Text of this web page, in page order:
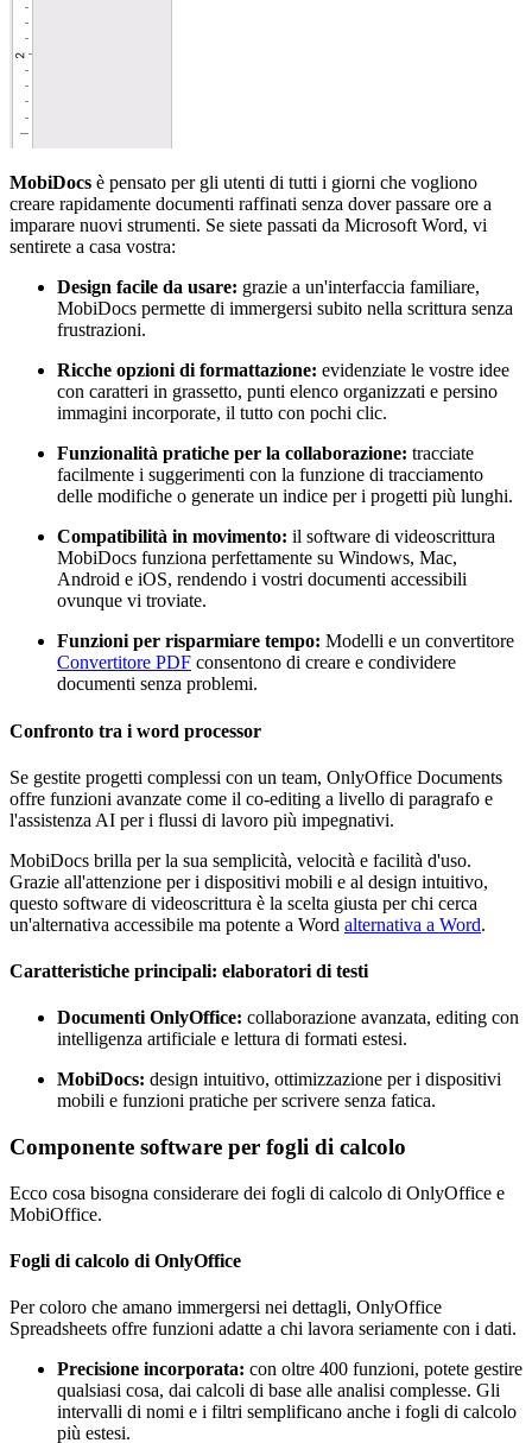
MobiDocs è pensato per gli utenti di tutti i giorni che vogliono
creare rapidamente documenti raffinati senza dover passare ore a
imparare nuovi strumenti. Se siete passati da Microsoft Word, vi
sentirete a casa vostra:
Design facile da usare: grazie a un'interfaccia familiare,
MobiDocs permette di immergersi subito nella scrittura senza
frustrazioni.
Ricche opzioni di formattazione: evidenziate le vostre idee
con caratteri in grassetto, punti elenco organizzati e persino
immagini incorporate, il tutto con pochi clic.
Funzionalità pratiche per la collaborazione: tracciate
facilmente i suggerimenti con la funzione di tracciamento
delle modifiche o generate un indice per i progetti più lunghi.
Compatibilità in movimento: il software di videoscrittura
MobiDocs funziona perfettamente su Windows, Mac,
Android e iOS, rendendo i vostri documenti accessibili
ovunque vi troviate.
Funzioni per risparmiare tempo: Modelli e un convertitore
Convertitore PDF consentono di creare e condividere
documenti senza problemi.
Confronto tra i word processor
Se gestite progetti complessi con un team, OnlyOffice Documents
offre funzioni avanzate come il co-editing a livello di paragrafo e
l'assistenza AI per i flussi di lavoro più impegnativi.
MobiDocs brilla per la sua semplicità, velocità e facilità d'uso.
Grazie all'attenzione per i dispositivi mobili e al design intuitivo,
questo software di videoscrittura è la scelta giusta per chi cerca
un'alternativa accessibile ma potente a Word alternativa a Word.
Caratteristiche principali: elaboratori di testi
Documenti OnlyOffice: collaborazione avanzata, editing con
intelligenza artificiale e lettura di formati estesi.
MobiDocs: design intuitivo, ottimizzazione per i dispositivi
mobili e funzioni pratiche per scrivere senza fatica.
Componente software per fogli di calcolo
Ecco cosa bisogna considerare dei fogli di calcolo di OnlyOffice e
MobiOffice.
Fogli di calcolo di OnlyOffice
Per coloro che amano immergersi nei dettagli, OnlyOffice
Spreadsheets offre funzioni adatte a chi lavora seriamente con i dati.
Precisione incorporata: con oltre 400 funzioni, potete gestire
qualsiasi cosa, dai calcoli di base alle analisi complesse. Gli
intervalli di nomi e i filtri semplificano anche i fogli di calcolo
più estesi.